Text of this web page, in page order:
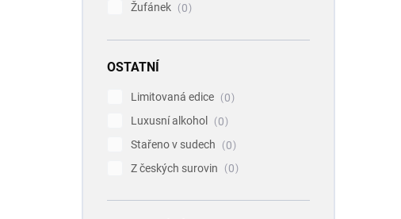
Žufánek
0
OSTATNÍ
Limitovaná edice
0
Luxusní alkohol
0
Stařeno v sudech
0
Z českých surovin
0